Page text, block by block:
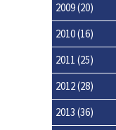
2009(20)
2010(16)
2011 (25)
2012(28)
2013 (36)